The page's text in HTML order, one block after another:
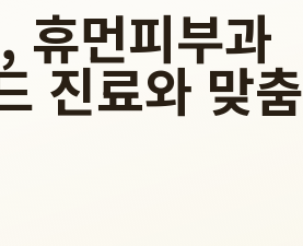
휴먼피부과
진료와 맞춤